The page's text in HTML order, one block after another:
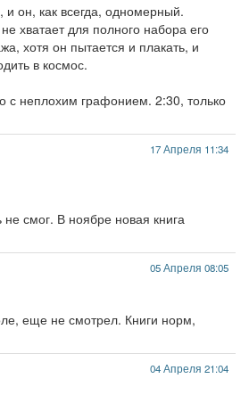
и он, как всегда, одномерный.
не хватает для полного набора его
хотя он пытается и плакать, и
в космос.
с неплохим графонием. 2:30, только
17 Апреля 11:34
не смог. В ноябре новая книга
05 Апреля 08:05
еще не смотрел. Книги норм,
04 Апреля 21:04